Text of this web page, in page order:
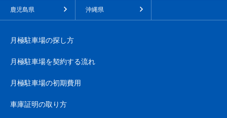
鹿児島県 沖縄県
月極駐車場の探し方
月極駐車場を契約する流れ
月極駐車場の初期費用
車庫証明の取り方